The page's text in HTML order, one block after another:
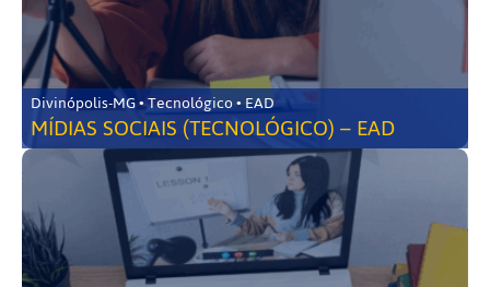
Divinópolis-MG • Tecnológico • EAD
MÍDIAS SOCIAIS (TECNOLÓGICO) – EAD